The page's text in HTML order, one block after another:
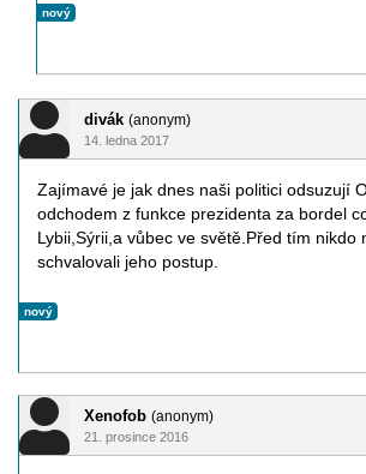
nový
divák (anonym)
14. ledna 2017
Zajímavé je jak dnes naši politici odsuzují
odchodem z funkce prezidenta za bordel
Lybii,Sýrii,a vůbec ve světě.Před tím nikdo
schvalovali jeho postup.
nový
Xenofob (anonym)
21. prosince 2016